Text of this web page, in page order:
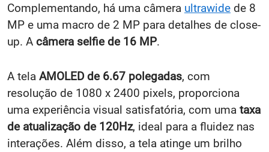
Complementando, há uma câmera ultrawide de 8
MP e uma macro de 2 MP para detalhes de close-
up. A câmera selfie de 16 MP.
A tela AMOLED de 6.67 polegadas, com
resolução de 1080 x 2400 pixels, proporciona
uma experiência visual satisfatória, com uma taxa
de atualização de 120Hz, ideal para a fluidez nas
interações. Além disso, a tela atinge um brilho